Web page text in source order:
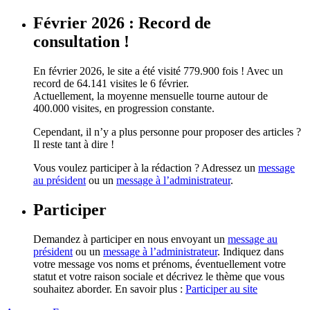
Février 2026 : Record de
consultation !
En février 2026, le site a été visité 779.900 fois ! Avec un
record de 64.141 visites le 6 février.
Actuellement, la moyenne mensuelle tourne autour de
400.000 visites, en progression constante.
Cependant, il n’y a plus personne pour proposer des articles ?
Il reste tant à dire !
Vous voulez participer à la rédaction ? Adressez un message
au président ou un message à l’administrateur.
Participer
Demandez à participer en nous envoyant un message au
président ou un message à l’administrateur. Indiquez dans
votre message vos noms et prénoms, éventuellement votre
statut et votre raison sociale et décrivez le thème que vous
souhaitez aborder. En savoir plus : Participer au site